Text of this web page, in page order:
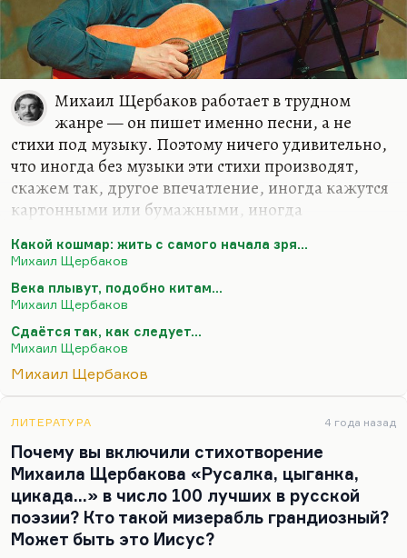
Михаил Щербаков работает в трудном
жанре — он пишет именно песни, а не
стихи под музыку. Поэтому ничего удивительно,
что иногда без музыки эти стихи производят,
скажем так, другое впечатление, иногда кажутся
картонными или бумажными, иногда
музыки как бы камнями, вытащенными из воды.
Они всё равно остаются поэтически невероятно
виртуозными. Но мелодия — душа музыки. И
когда они омузыкалены, то в них появляется и
второй смысл, и одухотворённость, и
определённый конфликт музыки и текста.
написать стихи на музыку. Очень немногие
русские авторы-исполнители пишут именно
песни. Вот Новелла Матвеева —…
Какой кошмар: жить с самого начала зря…
Михаил Щербаков
Века плывут, подобно китам...
Михаил Щербаков
Сдаётся так, как следует…
Михаил Щербаков
Михаил Щербаков
ЛИТЕРАТУРА 4 года назад
Почему вы включили стихотворение
Михаила Щербакова «Русалка, цыганка,
цикада…» в число 100 лучших в русской
поэзии? Кто такой мизерабль грандиозный?
Может быть это Иисус?